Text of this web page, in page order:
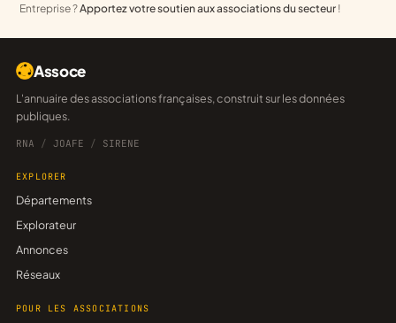
Entreprise ?Apportez votre soutien aux associations du secteur !
Assoce
L'annuaire des associations françaises, construit sur les données
publiques.
RNA / JOAFE / SIRENE
EXPLORER
Départements
Explorateur
Annonces
Réseaux
POUR LES ASSOCIATIONS